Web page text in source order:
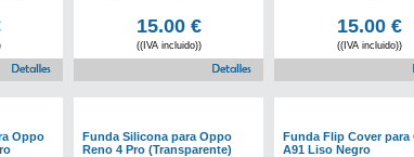
15.00€
((IVA incluido))
15.00€
((IVA incluido))
Oppo
Funda Silicona para Oppo
Reno 4 Pro (Transparente)
Funda Flip Cover para
A91 Liso Negro